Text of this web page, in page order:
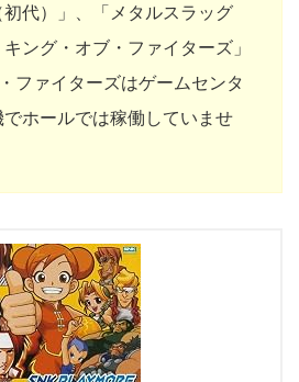
初代）」、「メタルスラッグ
キング・オブ・ファイターズ」
ファイターズはゲームセンタ
ホールでは稼働していませ